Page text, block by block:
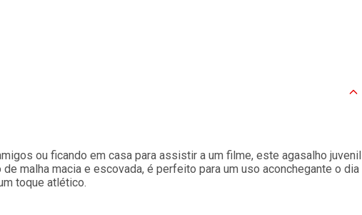
ou ficando em casa para assistir a um filme, este agasalho juvenil
malha macia e escovada, é perfeito para um uso aconchegante o dia
toque atlético.